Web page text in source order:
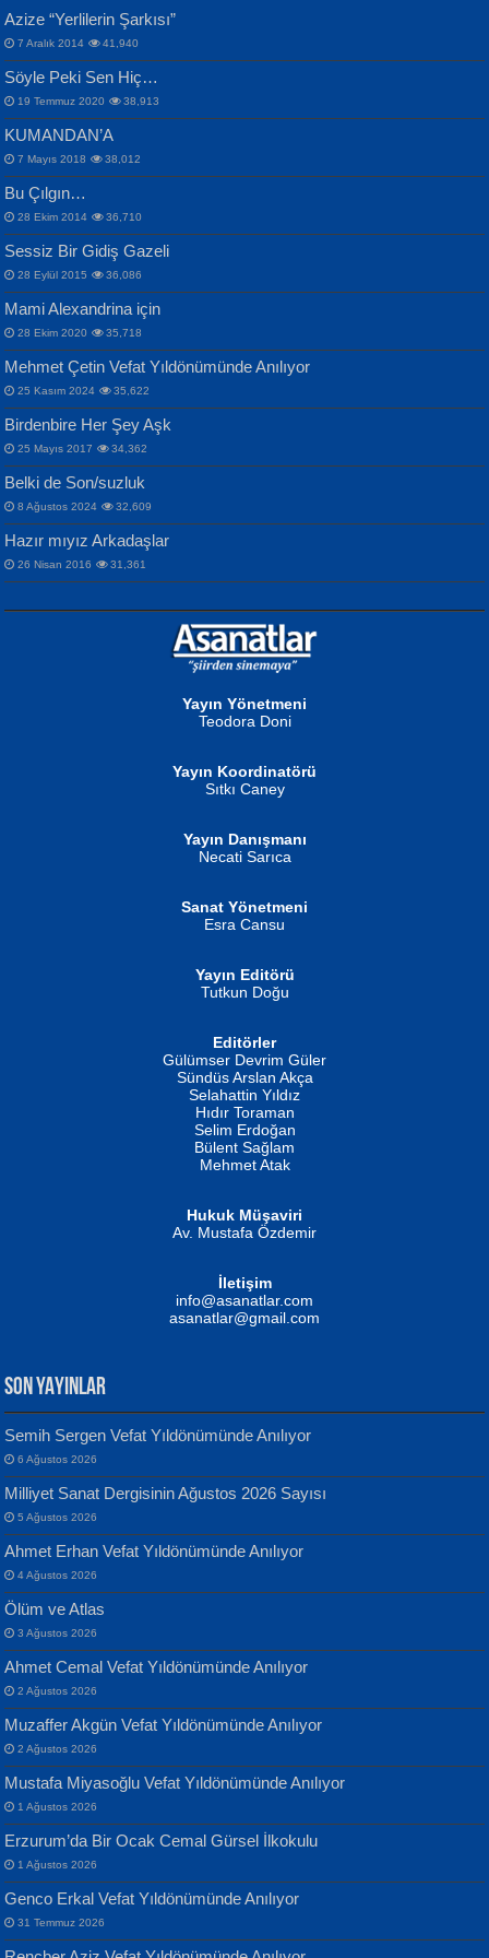
VAHDETTİN YİĞİTCAN
Samimiyet Nedir?...
İPEK ACAR SERT
Gazze’nin Şecaati, Ümmetin İmtihanı...
MAHMUT GÜRBÜZ
İbrahim Olmak ve Bitirebilmek...
NURAN KÖSE BAYDAR
İSMAİL OKUTAN
Erkeklerin Kahrolması Ne Demektir
MUSTAFA KELOĞLU
Yarına İz Bırakmak...
ATİLLA ÖZEN
Sultan Olmadan Önce Eyüp...
EKREM KARABABA
Bülent Sağlam
Mescid-i Aksâ Üstüne Ay!...
Selahattin Yıldız
İdrakimle Üşürken...
Songül Özel
Mahzen...
Ben Deniz Değilim ki...
Evvel Zaman Tanrıçası...
Yılmaz Ekinci
Geceye Söylenen...
Banu Sancak
Defterimden İçeri...
İsmail Aydos
İnkisar...
CAHİT SITKI TARANCI
Otuz Beş Yaş Şiiri...
ERDEM BAYAZIT
Sana, Bana, Vatanıma, Ülkemin
İnsanlarına Dair...
NAZIM HİKMET RAN
Bir Cezaevinde, Tecritteki Adamın
Mektupları...
Azize “Yerlilerin Şarkısı”
7 Aralık 2014 41,940
Söyle Peki Sen Hiç…
19 Temmuz 2020 38,913
KUMANDAN’A
7 Mayıs 2018 38,012
Bu Çılgın…
28 Ekim 2014 36,710
Sessiz Bir Gidiş Gazeli
28 Eylül 2015 36,086
Mami Alexandrina için
28 Ekim 2020 35,718
Mehmet Çetin Vefat Yıldönümünde Anılıyor
25 Kasım 2024 35,622
Birdenbire Her Şey Aşk
25 Mayıs 2017 34,362
Belki de Son/suzluk
8 Ağustos 2024 32,609
Hazır mıyız Arkadaşlar
26 Nisan 2016 31,361
Yayın Yönetmeni
Teodora Doni
Yayın Koordinatörü
Sıtkı Caney
Yayın Danışmanı
Necati Sarıca
Sanat Yönetmeni
Esra Cansu
Yayın Editörü
Tutkun Doğu
Editörler
Gülümser Devrim Güler
Sündüs Arslan Akça
Selahattin Yıldız
Hıdır Toraman
Selim Erdoğan
Bülent Sağlam
Mehmet Atak
Hukuk Müşaviri
Av. Mustafa Özdemir
İletişim
info@asanatlar.com
asanatlar@gmail.com
SON YAYINLAR
Semih Sergen Vefat Yıldönümünde Anılıyor
6 Ağustos 2026
Milliyet Sanat Dergisinin Ağustos 2026 Sayısı
5 Ağustos 2026
Ahmet Erhan Vefat Yıldönümünde Anılıyor
4 Ağustos 2026
Ölüm ve Atlas
3 Ağustos 2026
Ahmet Cemal Vefat Yıldönümünde Anılıyor
2 Ağustos 2026
Muzaffer Akgün Vefat Yıldönümünde Anılıyor
2 Ağustos 2026
Mustafa Miyasoğlu Vefat Yıldönümünde Anılıyor
1 Ağustos 2026
Erzurum’da Bir Ocak Cemal Gürsel İlkokulu
1 Ağustos 2026
Genco Erkal Vefat Yıldönümünde Anılıyor
31 Temmuz 2026